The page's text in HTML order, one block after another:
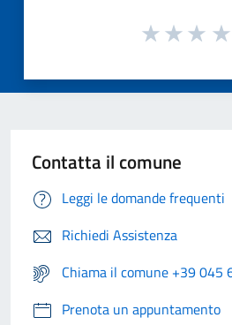
Contatta il comune
Leggi le domande frequenti
Richiedi Assistenza
Chiama il comune +39 045
Prenota un appuntamento